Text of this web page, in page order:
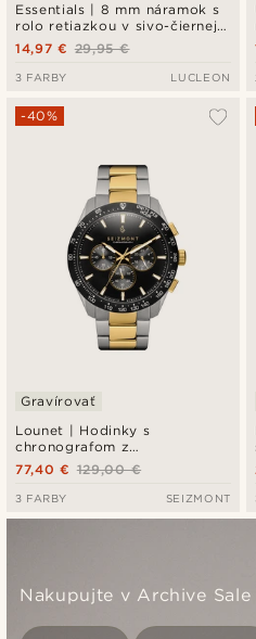
Essentials | 8 mm náramok s
rolo retiazkou v sivo-čiernej
farbe
29,95 €
14,97 €
3 FARBY LUCLEON
Lounet | Hodinky s
chronografom z
nehrdzavejúcej ocele v zlatej
a striebornej farbe
-40%
Gravírovať
129,00 €
77,40 €
3 FARBY SEIZMONT
Nakupujte v Archive